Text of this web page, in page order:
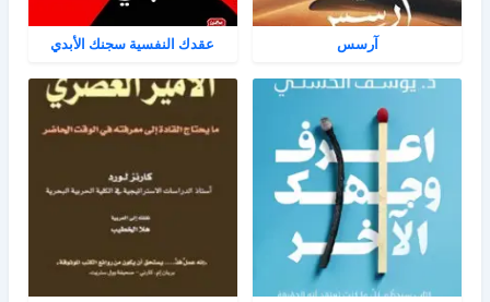
آرسس عقدك النفسية سجنك الأبدي